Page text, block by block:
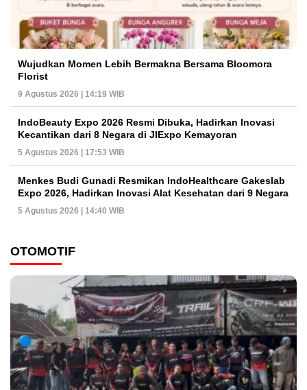
Wujudkan Momen Lebih Bermakna Bersama Bloomora
Florist
9 Agustus 2026 | 14:19 WIB
IndoBeauty Expo 2026 Resmi Dibuka, Hadirkan Inovasi
Kecantikan dari 8 Negara di JIExpo Kemayoran
5 Agustus 2026 | 17:53 WIB
Menkes Budi Gunadi Resmikan IndoHealthcare Gakeslab
Expo 2026, Hadirkan Inovasi Alat Kesehatan dari 9 Negara
5 Agustus 2026 | 14:40 WIB
OTOMOTIF